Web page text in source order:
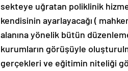
sekteye uğratan poliklinik
kendisinin ayarlayacağı (
alanına yönelik bütün
kurumların görüşüyle
gerçekleri ve eğitimin niteliği